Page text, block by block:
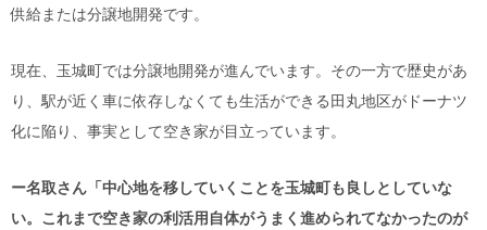
供給または分譲地開発です。
現在、玉城町では分譲地開発が進んでいます。その一方で歴史があ
り、駅が近く車に依存しなくても生活ができる田丸地区がドーナツ
化に陥り、事実として空き家が目立っています。
ー名取さん「中心地を移していくことを玉城町も良しとしていな
い。これまで空き家の利活用自体がうまく進められてなかったのが